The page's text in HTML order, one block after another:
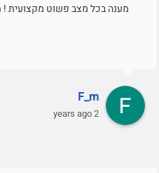
מענה בכל מצב פשוט מקצועית !
F_m
2 years ago